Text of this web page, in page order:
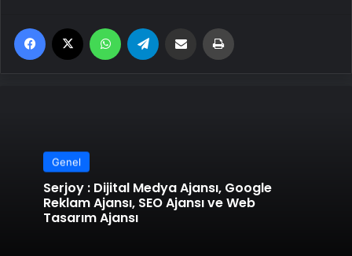
Facebook WhatsApp Email'den paylaş
Genel
Serjoy : Dijital Medya Ajansı, Google
Reklam Ajansı, SEO Ajansı ve Web
Tasarım Ajansı